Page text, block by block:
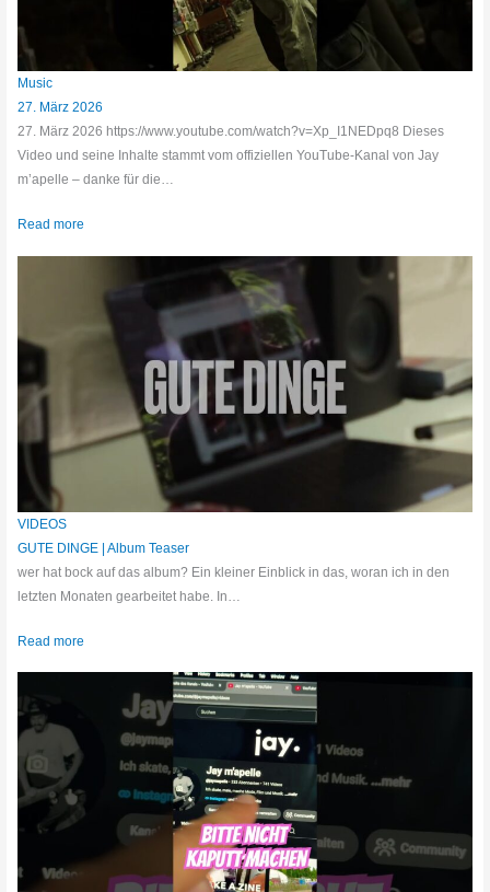
Music
27. März 2026
27. März 2026 https://www.youtube.com/watch?v=Xp_I1NEDpq8 Dieses
Video und seine Inhalte stammt vom offiziellen YouTube-Kanal von Jay
m’apelle – danke für die…
Read more
VIDEOS
GUTE DINGE | Album Teaser
wer hat bock auf das album? Ein kleiner Einblick in das, woran ich in den
letzten Monaten gearbeitet habe. In…
Read more